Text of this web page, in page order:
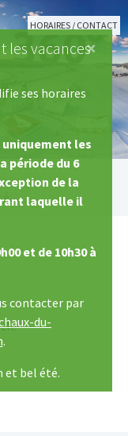
HORAIRES / CONTACT
les vacances
ses horaires
les
période du 6
de la
laquelle il
et de 10h30 à
contacter par
du-
.
et bel été.
×